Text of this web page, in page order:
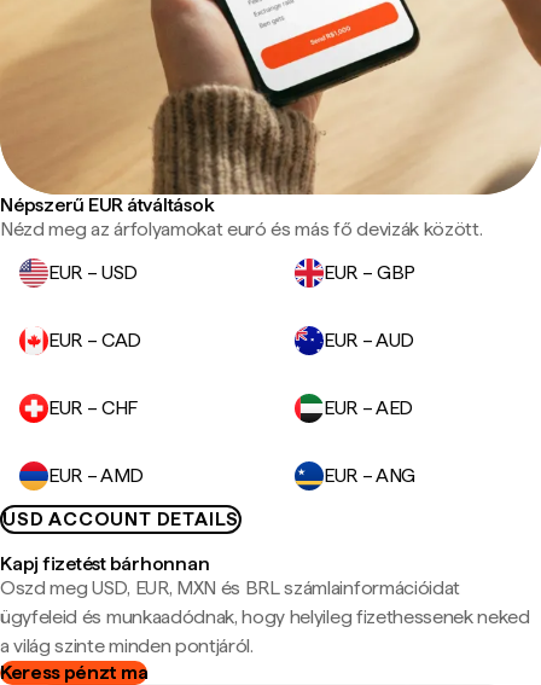
Népszerű EUR átváltások
Nézd meg az árfolyamokat euró és más fő devizák között.
EUR – USD
EUR – GBP
EUR – CAD EUR – AUD
EUR – CHF EUR – AED
EUR – AMD
EUR – ANG
USD ACCOUNT DETAILS
Kapj fizetést bárhonnan
Oszd meg USD, EUR, MXN és BRL számlainformációidat
ügyfeleid és munkaadódnak, hogy helyileg fizethessenek neked
a világ szinte minden pontjáról.
Keress pénzt ma